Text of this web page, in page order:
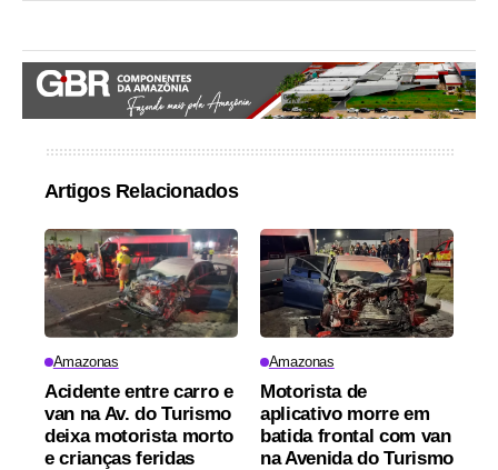
Artigos Relacionados
Amazonas
Acidente entre carro e
van na Av. do Turismo
deixa motorista morto
e crianças feridas
Amazonas
Motorista de
aplicativo morre em
batida frontal com van
na Avenida do Turismo